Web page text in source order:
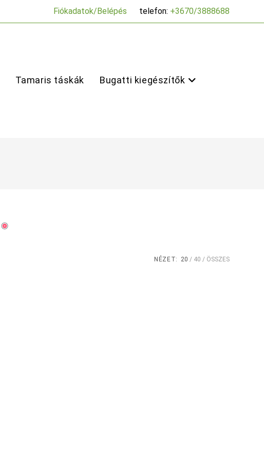
Fiókadatok/Belépés telefon: +3670/3888688
Tamaris táskák Bugatti kiegészítők
NÉZET: 20 40 ÖSSZES